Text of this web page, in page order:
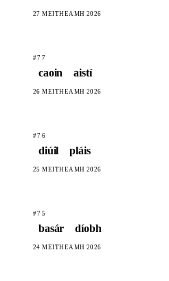
27 MEITHEAMH 2026
#77
caoin aistí
26 MEITHEAMH 2026
#76
diúil pláis
25 MEITHEAMH 2026
#75
basár díobh
24 MEITHEAMH 2026